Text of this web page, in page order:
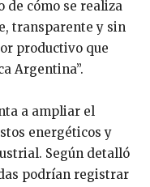
de cómo se realiza
transparente y sin
productivo que
Argentina”.
a ampliar el
energéticos y
Según detalló
podrían registrar